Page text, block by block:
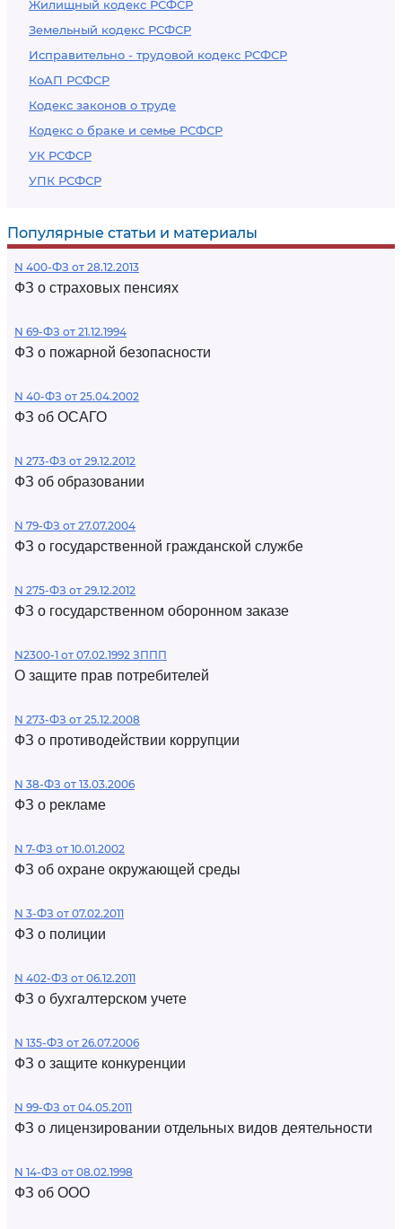
Жилищный кодекс РСФСР
Земельный кодекс РСФСР
Исправительно - трудовой кодекс РСФСР
КоАП РСФСР
Кодекс законов о труде
Кодекс о браке и семье РСФСР
УК РСФСР
УПК РСФСР
Популярные статьи и материалы
N 400-ФЗ от 28.12.2013
ФЗ о страховых пенсиях
N 69-ФЗ от 21.12.1994
ФЗ о пожарной безопасности
N 40-ФЗ от 25.04.2002
ФЗ об ОСАГО
N 273-ФЗ от 29.12.2012
ФЗ об образовании
N 79-ФЗ от 27.07.2004
ФЗ о государственной гражданской службе
N 275-ФЗ от 29.12.2012
ФЗ о государственном оборонном заказе
N2300-1 от 07.02.1992 ЗППП
О защите прав потребителей
N 273-ФЗ от 25.12.2008
ФЗ о противодействии коррупции
N 38-ФЗ от 13.03.2006
ФЗ о рекламе
N 7-ФЗ от 10.01.2002
ФЗ об охране окружающей среды
N 3-ФЗ от 07.02.2011
ФЗ о полиции
N 402-ФЗ от 06.12.2011
ФЗ о бухгалтерском учете
N 135-ФЗ от 26.07.2006
ФЗ о защите конкуренции
N 99-ФЗ от 04.05.2011
ФЗ о лицензировании отдельных видов деятельности
N 14-ФЗ от 08.02.1998
ФЗ об ООО